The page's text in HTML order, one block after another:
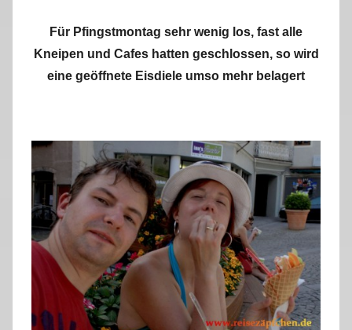
Für Pfingstmontag sehr wenig los, fast alle
Kneipen und Cafes hatten geschlossen, so wird
eine geöffnete Eisdiele umso mehr belagert